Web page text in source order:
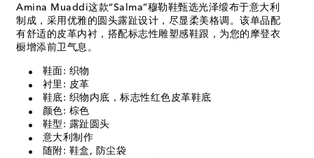
Amina Muaddi这款“Salma”穆勒鞋甄选光泽缎布于意大利
制成，采用优雅的圆头露趾设计，尽显柔美格调。该单品配
有舒适的皮革内衬，搭配标志性雕塑感鞋跟，为您的摩登衣
橱增添前卫气息。
鞋面: 织物
衬里: 皮革
鞋底: 织物内底，标志性红色皮革鞋底
颜色: 棕色
鞋型: 露趾圆头
意大利制作
随附: 鞋盒, 防尘袋